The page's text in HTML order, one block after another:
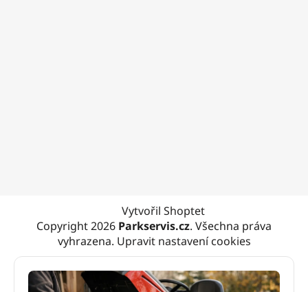
Vytvořil Shoptet
Copyright 2026 Parkservis.cz. Všechna práva
vyhrazena. Upravit nastavení cookies